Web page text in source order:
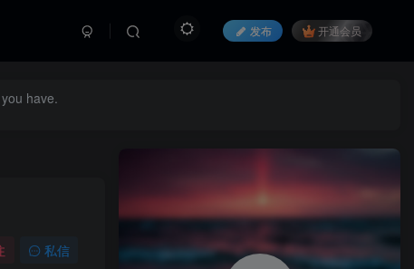
发布 开通会员
have.
私信